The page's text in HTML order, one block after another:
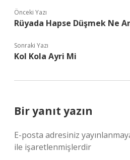
Önceki Yazı
Rüyada Hapse Düşmek Ne
Sonraki Yazı
Kol Kola Ayri Mi
Bir yanıt yazın
E-posta adresiniz
ile işaretlenmişlerdir